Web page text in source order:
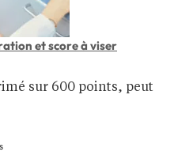
et score à viser
sur 600 points, peut